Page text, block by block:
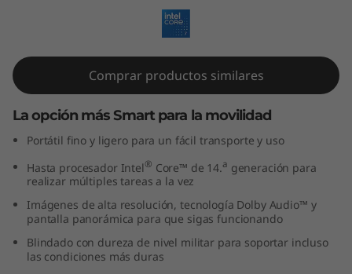
1
5
n
Comprar productos similares
La opción más Smart para la movilidad
Portátil fino y ligero para un fácil transporte y uso
Hasta procesador Intel® Core™ de 14.a generación para
realizar múltiples tareas a la vez
Imágenes de alta resolución, tecnología Dolby Audio™ y
pantalla panorámica para que sigas funcionando
Blindado con dureza de nivel militar para soportar incluso
las condiciones más duras